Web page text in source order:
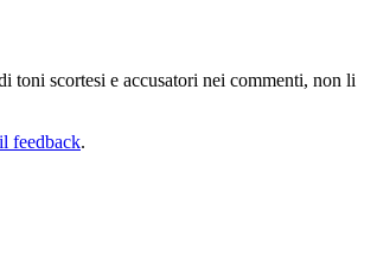
toni scortesi e accusatori nei commenti, non li
feedback.